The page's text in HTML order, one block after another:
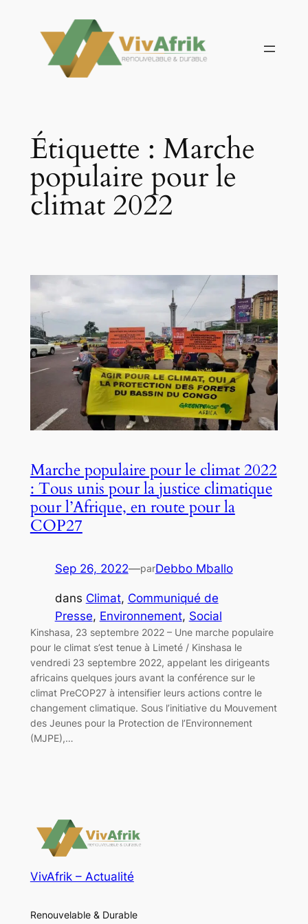
contenu
Étiquette : Marche
populaire pour le
climat 2022
Marche populaire pour le climat 2022
: Tous unis pour la justice climatique
pour l’Afrique, en route pour la
COP27
Sep 26, 2022—parDebbo Mballo
dans Climat, Communiqué de
Presse, Environnement, Social
Kinshasa, 23 septembre 2022 – Une marche populaire
pour le climat s’est tenue à Limeté / Kinshasa le
vendredi 23 septembre 2022, appelant les dirigeants
africains quelques jours avant la conférence sur le
climat PreCOP27 à intensifier leurs actions contre le
changement climatique. Sous l’initiative du Mouvement
des Jeunes pour la Protection de l’Environnement
(MJPE),…
VivAfrik – Actualité
Renouvelable & Durable